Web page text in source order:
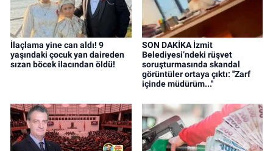
İlaçlama yine can aldı! 9
yaşındaki çocuk yan daireden
sızan böcek ilacından öldü!
SON DAKİKA İzmit
Belediyesi’ndeki rüşvet
soruşturmasında skandal
görüntüler ortaya çıktı: ''Zarf
içinde müdürüm...''